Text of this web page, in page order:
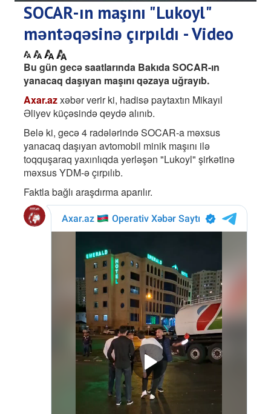
SOCAR-ın maşını "Lukoyl"
məntəqəsinə çırpıldı - Video
Bu gün gecə saatlarında Bakıda SOCAR-ın
yanacaq daşıyan maşını qəzaya uğrayıb.
Axar.azxəbər verir ki, hadisə paytaxtın Mikayıl
Əliyev küçəsində qeydə alınıb.
Belə ki, gecə 4 radələrində SOCAR-a məxsus
yanacaq daşıyan avtomobil minik maşını ilə
toqquşaraq yaxınlıqda yerləşən "Lukoyl" şirkətinə
məxsus YDM-ə çırpılıb.
Faktla bağlı araşdırma aparılır.